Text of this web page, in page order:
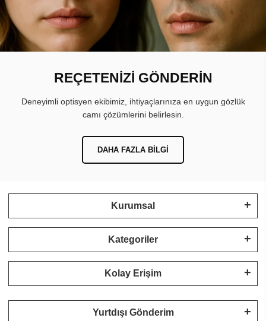
REÇETENİZİ GÖNDERİN
Deneyimli optisyen ekibimiz, ihtiyaçlarınıza en uygun gözlük
camı çözümlerini belirlesin.
DAHA FAZLA BILGI
Kurumsal
Kategoriler
Kolay Erişim
Yurtdışı Gönderim